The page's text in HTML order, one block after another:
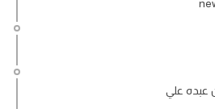
عبده علي